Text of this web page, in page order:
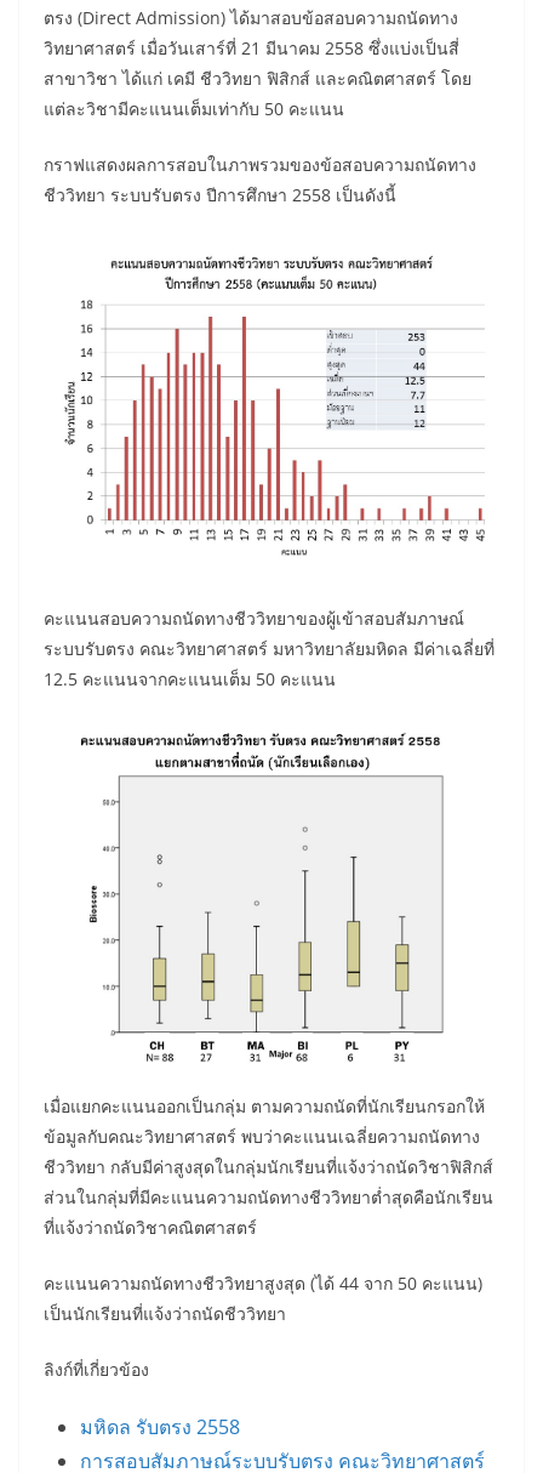
ตรง (Direct Admission) ได้มาสอบข้อสอบความถนัดทาง
วิทยาศาสตร์ เมื่อวันเสาร์ที่ 21 มีนาคม 2558 ซึ่งแบ่งเป็นสี่
สาขาวิชา ได้แก่ เคมี ชีววิทยา ฟิสิกส์ และคณิตศาสตร์ โดย
แต่ละวิชามีคะแนนเต็มเท่ากับ 50 คะแนน
กราฟแสดงผลการสอบในภาพรวมของข้อสอบความถนัดทาง
ชีววิทยา ระบบรับตรง ปีการศึกษา 2558 เป็นดังนี้
คะแนนสอบความถนัดทางชีววิทยาของผู้เข้าสอบสัมภาษณ์
ระบบรับตรง คณะวิทยาศาสตร์ มหาวิทยาลัยมหิดล มีค่าเฉลี่ยที่
12.5 คะแนนจากคะแนนเต็ม 50 คะแนน
เมื่อแยกคะแนนออกเป็นกลุ่ม ตามความถนัดที่นักเรียนกรอกให้
ข้อมูลกับคณะวิทยาศาสตร์ พบว่าคะแนนเฉลี่ยความถนัดทาง
ชีววิทยา กลับมีค่าสูงสุดในกลุ่มนักเรียนที่แจ้งว่าถนัดวิชาฟิสิกส์
ส่วนในกลุ่มที่มีคะแนนความถนัดทางชีววิทยาต่ำสุดคือนักเรียน
ที่แจ้งว่าถนัดวิชาคณิตศาสตร์
คะแนนความถนัดทางชีววิทยาสูงสุด (ได้ 44 จาก 50 คะแนน)
เป็นนักเรียนที่แจ้งว่าถนัดชีววิทยา
ลิงก์ที่เกี่ยวข้อง
มหิดล รับตรง 2558
การสอบสัมภาษณ์ระบบรับตรง คณะวิทยาศาสตร์